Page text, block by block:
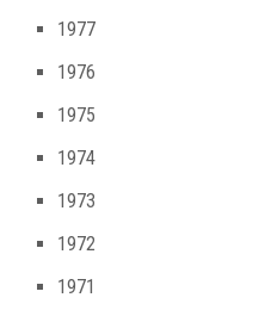
1977
1976
1975
1974
1973
1972
1971